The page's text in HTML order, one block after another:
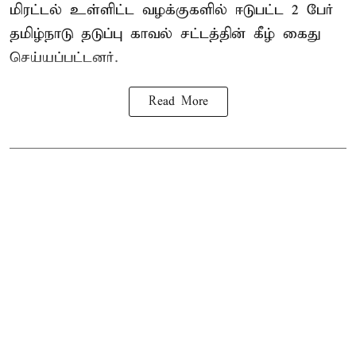
மிரட்டல் உள்ளிட்ட வழக்குகளில் ஈடுபட்ட 2 பேர்
தமிழ்நாடு தடுப்பு காவல் சட்டத்தின் கீழ் கைது
செய்யப்பட்டனர்.
Read More